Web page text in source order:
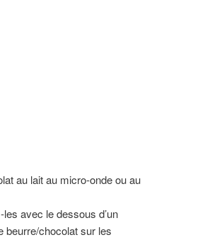
au lait au micro-onde ou au
avec le dessous d’un
beurre/chocolat sur les